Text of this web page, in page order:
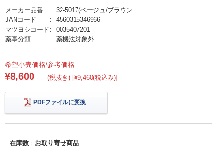
メーカー品番
32-5017(ベージュ/ブラウン
JANコード
4560315346966
マツヨシコード
0035407201
薬事分類
薬機法対象外
希望小売価格/参考価格
¥8,600 (税抜き) [¥9,460(税込み)]
PDFファイルに変換
在庫数 お取り寄せ商品